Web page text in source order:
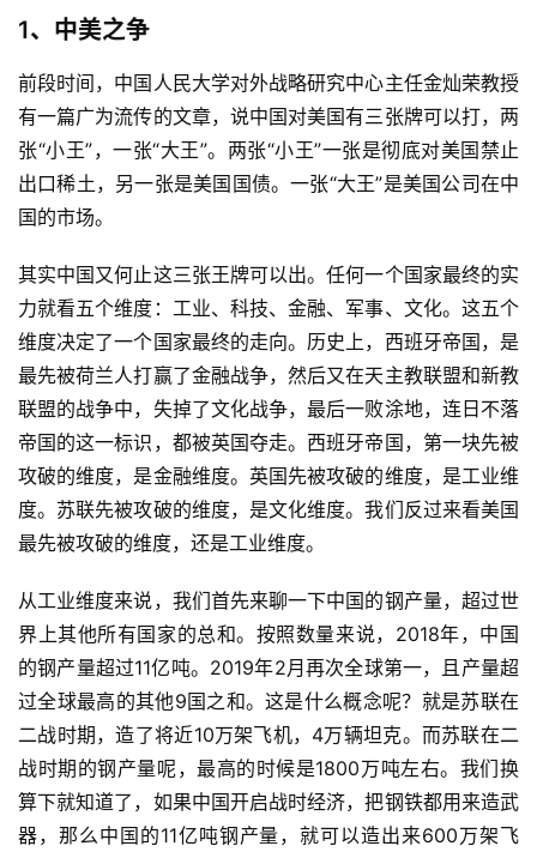
1、中美之争
前段时间，中国人民大学对外战略研究中心主任金灿荣教授
有一篇广为流传的文章，说中国对美国有三张牌可以打，两
张“小王”，一张“大王”。两张“小王”一张是彻底对美国禁止
出口稀土，另一张是美国国债。一张“大王”是美国公司在中
国的市场。
其实中国又何止这三张王牌可以出。任何一个国家最终的实
力就看五个维度：工业、科技、金融、军事、文化。这五个
维度决定了一个国家最终的走向。历史上，西班牙帝国，是
最先被荷兰人打赢了金融战争，然后又在天主教联盟和新教
联盟的战争中，失掉了文化战争，最后一败涂地，连日不落
帝国的这一标识，都被英国夺走。西班牙帝国，第一块先被
攻破的维度，是金融维度。英国先被攻破的维度，是工业维
度。苏联先被攻破的维度，是文化维度。我们反过来看美国
最先被攻破的维度，还是工业维度。
从工业维度来说，我们首先来聊一下中国的钢产量，超过世
界上其他所有国家的总和。按照数量来说，2018年，中国
的钢产量超过11亿吨。2019年2月再次全球第一，且产量超
过全球最高的其他9国之和。这是什么概念呢？就是苏联在
二战时期，造了将近10万架飞机，4万辆坦克。而苏联在二
战时期的钢产量呢，最高的时候是1800万吨左右。我们换
算下就知道了，如果中国开启战时经济，把钢铁都用来造武
器，那么中国的11亿吨钢产量，就可以造出来600万架飞